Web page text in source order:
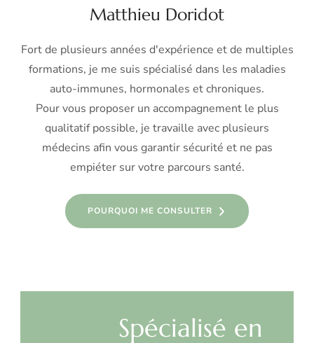
Matthieu Doridot
Fort de plusieurs années d'expérience et de multiples
formations, je me suis spécialisé dans les maladies
auto-immunes, hormonales et chroniques.
Pour vous proposer un accompagnement le plus
qualitatif possible, je travaille avec plusieurs
médecins afin vous garantir sécurité et ne pas
empiéter sur votre parcours santé.
POURQUOI ME CONSULTER
Spécialisé en